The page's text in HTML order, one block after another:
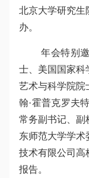
北京大学研究生
办。
年会特别
士、美国国家科
艺术与科学院院
翰·霍普克罗夫
常务副书记、副
东师范大学学术
技术有限公司高
报告。